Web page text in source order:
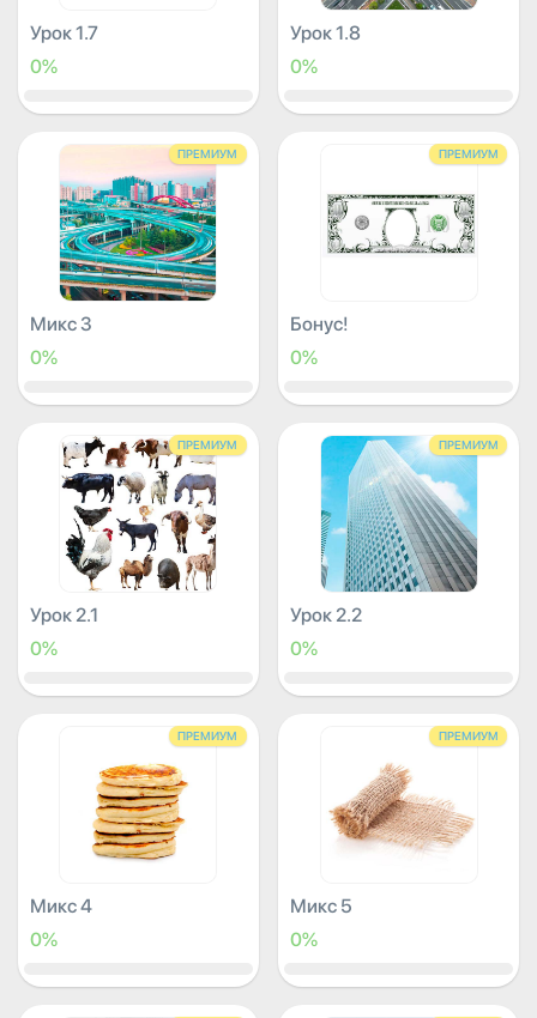
Урок 1.7
0%
Урок 1.8
0%
ПРЕМИУМ
Микс 3
0%
ПРЕМИУМ
Бонус!
0%
ПРЕМИУМ
Урок 2.1
0%
ПРЕМИУМ
Урок 2.2
0%
ПРЕМИУМ
Микс 4
0%
ПРЕМИУМ
Микс 5
0%